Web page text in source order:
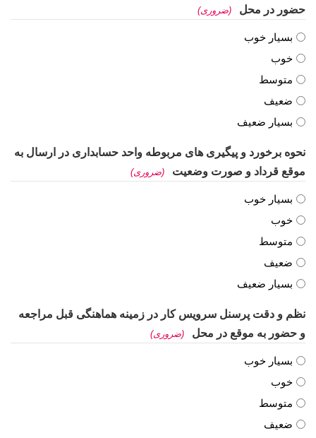
حضور در محل (ضروری)
بسیار خوب
خوب
متوسط
ضعیف
بسیار ضعیف
نحوه برخورد و پیگیری های مربوطه واحد حسابداری در ارسال به
موقع قرداد و صورت وضعیت
(ضروری)
بسیار خوب
خوب
متوسط
ضعیف
بسیار ضعیف
نظم و دقت پرسنل سرویس کار در زمینه هماهنگی قبل مراجعه
و حضور به موقع در محل
(ضروری)
بسیار خوب
خوب
متوسط
ضعیف